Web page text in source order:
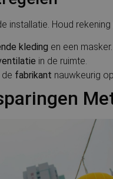
installatie. Houd
kleding en een masker.
in de ruimte.
fabrikant nauwkeurig